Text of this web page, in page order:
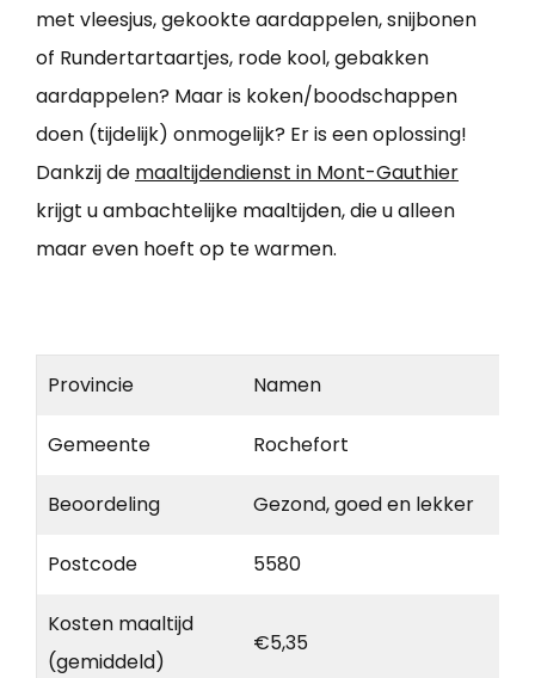
met vleesjus, gekookte aardappelen, snijbonen
of Rundertartaartjes, rode kool, gebakken
aardappelen? Maar is koken/boodschappen
doen (tijdelijk) onmogelijk? Er is een oplossing!
Dankzij de maaltijdendienst in Mont-Gauthier
krijgt u ambachtelijke maaltijden, die u alleen
maar even hoeft op te warmen.
Provincie Namen
Gemeente Rochefort
Beoordeling Gezond, goed en lekker
Postcode 5580
Kosten maaltijd
(gemiddeld)
€5,35